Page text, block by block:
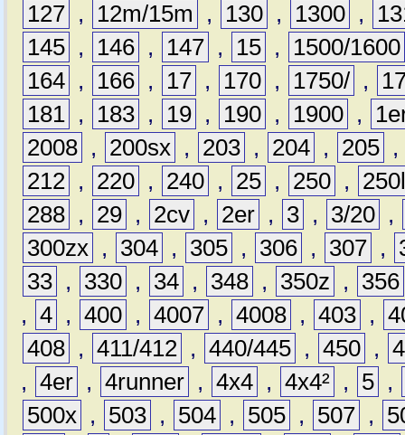
127 , 12m/15m , 130 , 1300 ,
145 , 146 , 147 , 15 ,
1500/1600
164 , 166 , 17 , 170 , 1750/ ,
181 , 183 , 19 , 190 , 1900 ,
2008 , 200sx , 203 , 204 , 205 ,
212 , 220 , 240 , 25 , 250 ,
288 , 29 , 2cv , 2er , 3 , 3/20 ,
300zx , 304 , 305 , 306 , 307 ,
33 , 330 , 34 , 348 , 350z ,
356
, 4 , 400 , 4007 , 4008 , 403 ,
408 , 411/412 , 440/445 , 450 ,
, 4er , 4runner , 4x4 , 4x4² , 5 ,
500x , 503 , 504 , 505 , 507 ,